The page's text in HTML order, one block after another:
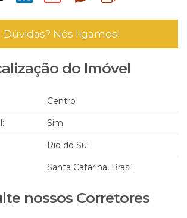
Dúvidas? Nós ligamos!
do Imóvel
Centro
Sim
Rio do Sul
Santa Catarina, Brasil
nossos Corretores